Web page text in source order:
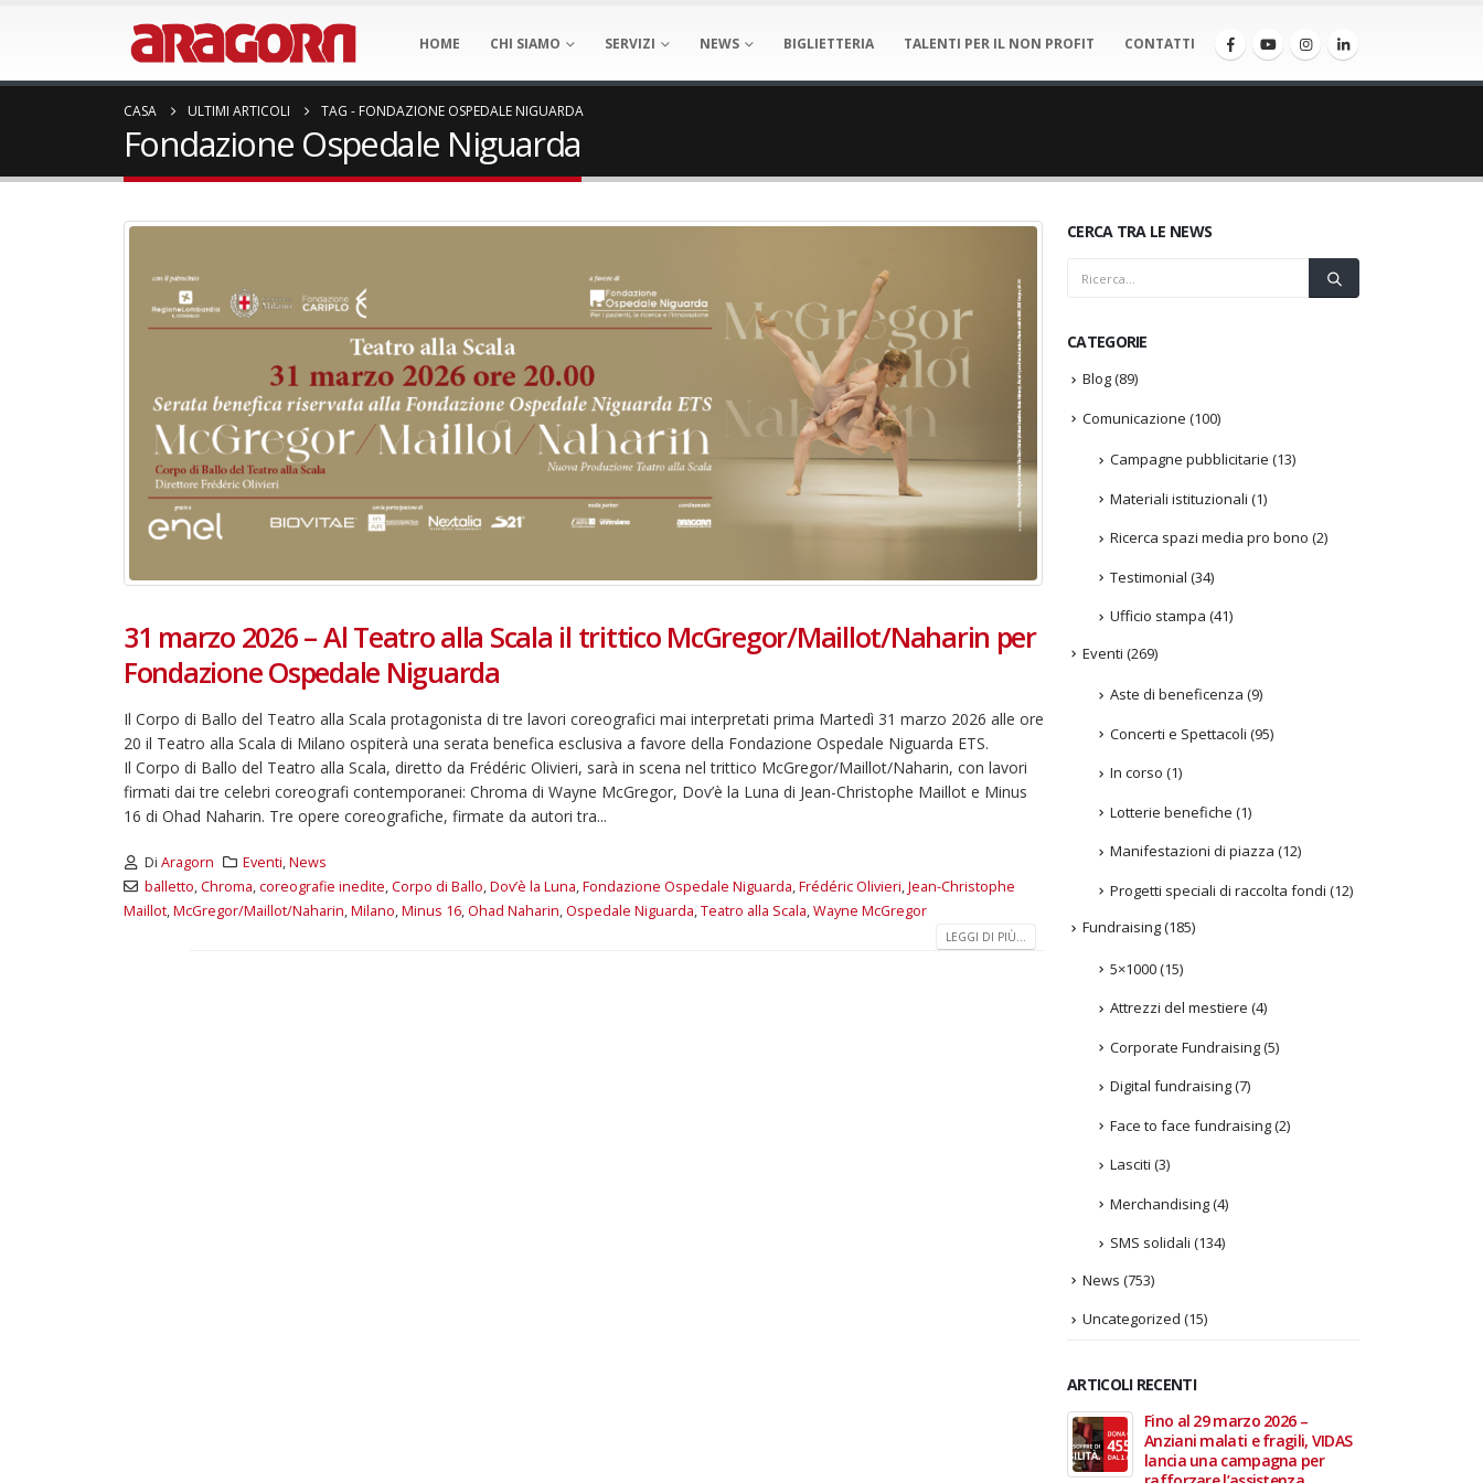
HOME CHI SIAMO SERVIZI NEWS BIGLIETTERIA TALENTI PER IL NON PROFIT CONTATTI
CASA ULTIMI ARTICOLI TAG - FONDAZIONE OSPEDALE NIGUARDA
Fondazione Ospedale Niguarda
31 marzo 2026 – Al Teatro alla Scala il trittico McGregor/Maillot/Naharin per
Fondazione Ospedale Niguarda
Il Corpo di Ballo del Teatro alla Scala protagonista di tre lavori coreografici mai interpretati prima Martedì 31 marzo 2026 alle ore
20 il Teatro alla Scala di Milano ospiterà una serata benefica esclusiva a favore della Fondazione Ospedale Niguarda ETS.
Il Corpo di Ballo del Teatro alla Scala, diretto da Frédéric Olivieri, sarà in scena nel trittico McGregor/Maillot/Naharin, con lavori
firmati dai tre celebri coreografi contemporanei: Chroma di Wayne McGregor, Dov’è la Luna di Jean-Christophe Maillot e Minus
16 di Ohad Naharin. Tre opere coreografiche, firmate da autori tra...
Di Aragorn Eventi,News
balletto,Chroma,coreografie inedite,Corpo di Ballo,Dov’è la Luna,Fondazione Ospedale Niguarda,Frédéric Olivieri,Jean-Christophe
Maillot,McGregor/Maillot/Naharin,Milano,Minus 16,Ohad Naharin,Ospedale Niguarda,Teatro alla Scala,Wayne McGregor
LEGGI DI PIÙ...
CERCA TRA LE NEWS
CATEGORIE
Blog(89)
Comunicazione (100)
Campagne pubblicitarie (13)
Materiali istituzionali (1)
Ricerca spazi media pro bono (2)
Testimonial (34)
Ufficio stampa (41)
Eventi (269)
Aste di beneficenza (9)
Concerti e Spettacoli (95)
In corso (1)
Lotterie benefiche (1)
Manifestazioni di piazza (12)
Progetti speciali di raccolta fondi (12)
Fundraising(185)
5×1000(15)
Attrezzi del mestiere (4)
Corporate Fundraising(5)
Digital fundraising(7)
Face to face fundraising(2)
Lasciti (3)
Merchandising(4)
SMS solidali (134)
News (753)
Uncategorized (15)
ARTICOLI RECENTI
Fino al 29 marzo 2026 –
Anziani malati e fragili, VIDAS
lancia una campagna per